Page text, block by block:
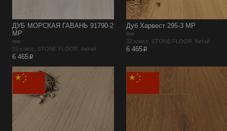
ДУБ МОРСКАЯ ГАВАНЬ 91790-2
MP
мм
33 класс, STONE FLOOR Китай
6 465p
Дуб Харвест 295-3 MР
мм
33 класс, STONE FLOOR Китай
6 465p